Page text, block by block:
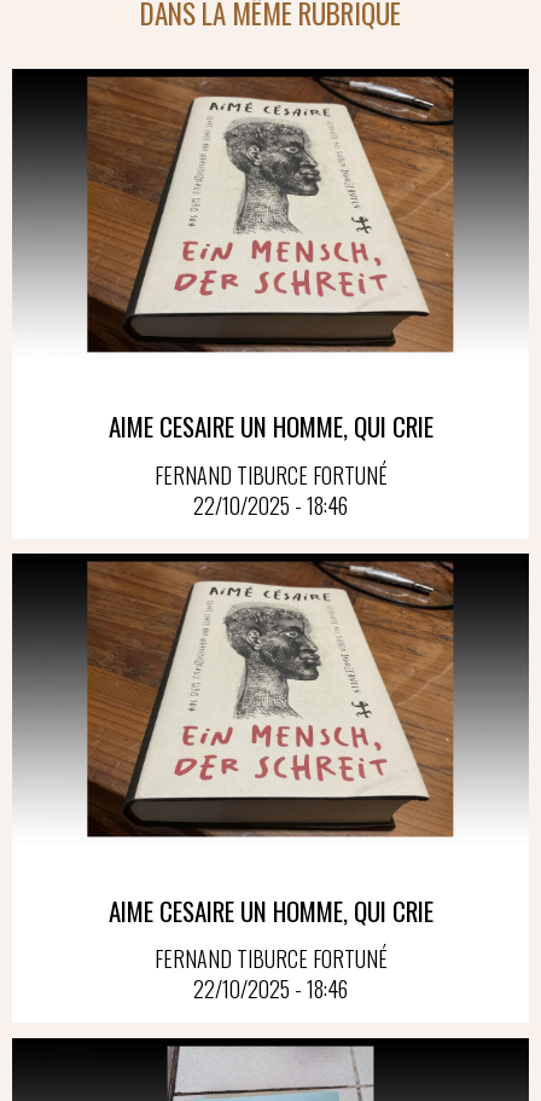
DANS LA MÊME RUBRIQUE
AIME CESAIRE UN HOMME, QUI CRIE
FERNAND TIBURCE FORTUNÉ
22/10/2025 - 18:46
AIME CESAIRE UN HOMME, QUI CRIE
FERNAND TIBURCE FORTUNÉ
22/10/2025 - 18:46